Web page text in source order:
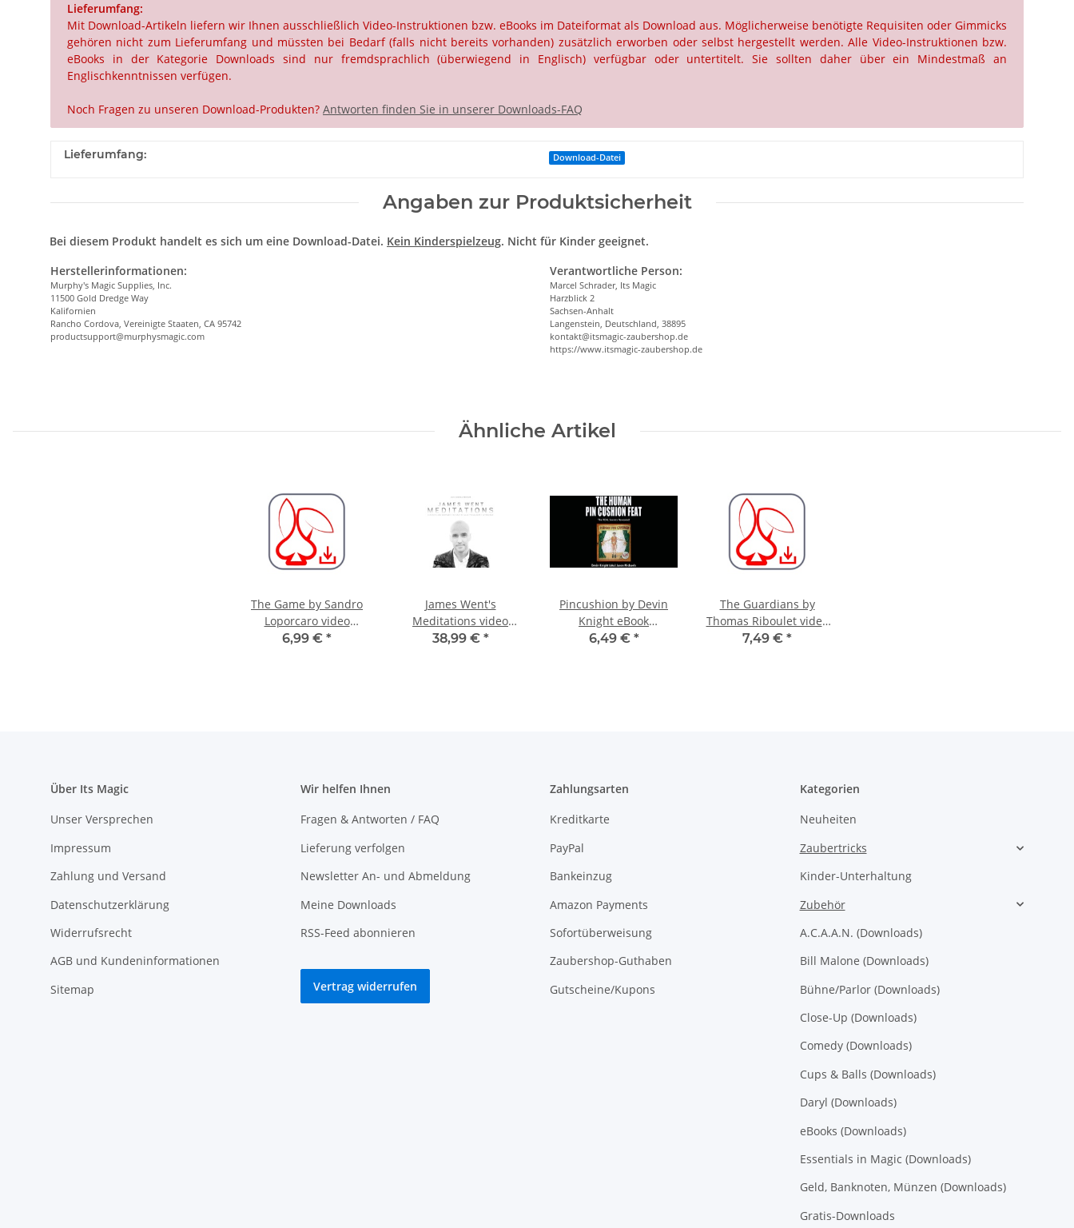
Lieferumfang:
Mit Download-Artikeln liefern wir Ihnen ausschließlich Video-Instruktionen bzw. eBooks im Dateiformat als Download aus. Möglicherweise benötigte Requisiten oder Gimmicks
gehören nicht zum Lieferumfang und müssten bei Bedarf (falls nicht bereits vorhanden) zusätzlich erworben oder selbst hergestellt werden. Alle Video-Instruktionen bzw.
eBooks in der Kategorie Downloads sind nur fremdsprachlich (überwiegend in Englisch) verfügbar oder untertitelt. Sie sollten daher über ein Mindestmaß an
Englischkenntnissen verfügen.
Noch Fragen zu unseren Download-Produkten? Antworten finden Sie in unserer Downloads-FAQ
Lieferumfang: Download-Datei
Angaben zur Produktsicherheit
Bei diesem Produkt handelt es sich um eine Download-Datei. Kein Kinderspielzeug. Nicht für Kinder geeignet.
Herstellerinformationen:
Murphy's Magic Supplies, Inc.
11500 Gold Dredge Way
Kalifornien
Rancho Cordova, Vereinigte Staaten, CA 95742
productsupport@murphysmagic.com
Verantwortliche Person:
Marcel Schrader, Its Magic
Harzblick 2
Sachsen-Anhalt
Langenstein, Deutschland, 38895
kontakt@itsmagic-zaubershop.de
https://www.itsmagic-zaubershop.de
Ähnliche Artikel
The Game by Sandro
Loporcaro video
DOWNLOAD
6,99 € *
James Went's
Meditations video
DOWNLOAD
38,99 € *
Pincushion by Devin
Knight eBook
DOWNLOAD
6,49 € *
The Guardians by
Thomas Riboulet video
DOWNLOAD
7,49 € *
Über Its Magic
Unser Versprechen
Impressum
Zahlung und Versand
Datenschutzerklärung
Widerrufsrecht
AGB und Kundeninformationen
Sitemap
Wir helfen Ihnen
Fragen & Antworten / FAQ
Lieferung verfolgen
Newsletter An- und Abmeldung
Meine Downloads
RSS-Feed abonnieren
Vertrag widerrufen
Zahlungsarten
Kreditkarte
PayPal
Bankeinzug
Amazon Payments
Sofortüberweisung
Zaubershop-Guthaben
Gutscheine/Kupons
Kategorien
Neuheiten
Zaubertricks
Kinder-Unterhaltung
Zubehör
A.C.A.A.N. (Downloads)
Bill Malone (Downloads)
Bühne/Parlor (Downloads)
Close-Up (Downloads)
Comedy (Downloads)
Cups & Balls (Downloads)
Daryl (Downloads)
eBooks (Downloads)
Essentials in Magic (Downloads)
Geld, Banknoten, Münzen (Downloads)
Gratis-Downloads